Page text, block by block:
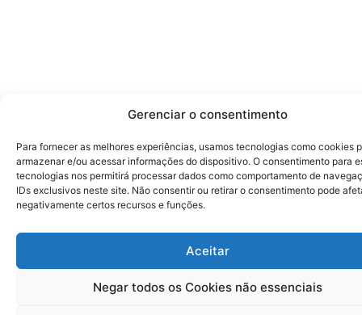
Gerenciar o consentimento
Para fornecer as melhores experiências, usamos tecnologias como cookies
armazenar e/ou acessar informações do dispositivo. O consentimento para
tecnologias nos permitirá processar dados como comportamento de
IDs exclusivos neste site. Não consentir ou retirar o consentimento pode
negativamente certos recursos e funções.
Aceitar
Negar todos os Cookies não essenciais